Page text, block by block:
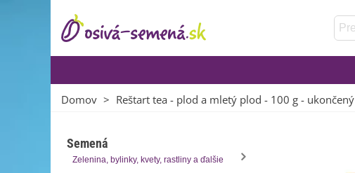
Domov > Reštart tea - plod a mletý plod - 100 g - ukončený
Semená
Zelenina, bylinky, kvety, rastliny a ďalšie